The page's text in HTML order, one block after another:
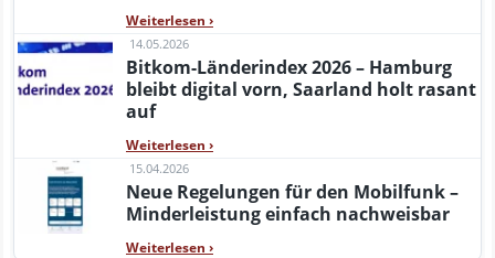
Weiterlesen ›
14.05.2026
Bitkom-Länderindex 2026 – Hamburg
bleibt digital vorn, Saarland holt rasant
auf
Weiterlesen ›
15.04.2026
Neue Regelungen für den Mobilfunk –
Minderleistung einfach nachweisbar
Weiterlesen ›